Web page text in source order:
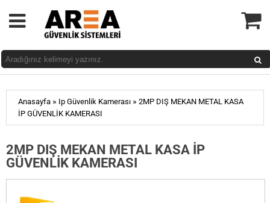
Anasayfa » Ip Güvenlik Kamerası » 2MP DIŞ MEKAN METAL KASA
İP GÜVENLİK KAMERASI
2MP DIŞ MEKAN METAL KASA İP
GÜVENLİK KAMERASI